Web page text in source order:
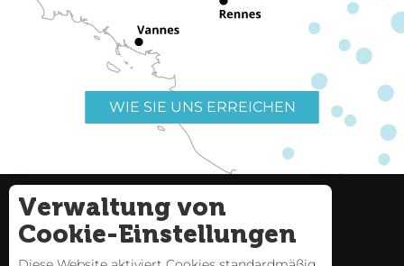
WIE SIE UNS ERREICHEN
Nützliche Links
Seitenverzeichnis
Verwaltung von
Cookie-Einstellungen